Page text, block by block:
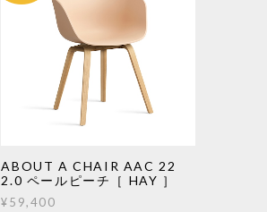
ABOUT A CHAIR AAC 22
2.0 ペールピーチ［ HAY ］
¥59,400